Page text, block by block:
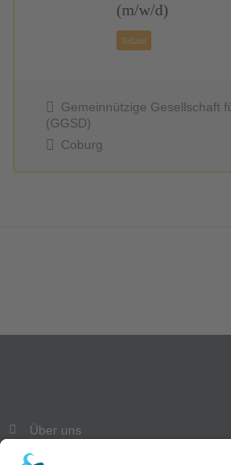
(m/w/d)
Gemeinnützige Gesellschaft
(GGSD)
Coburg
Über uns